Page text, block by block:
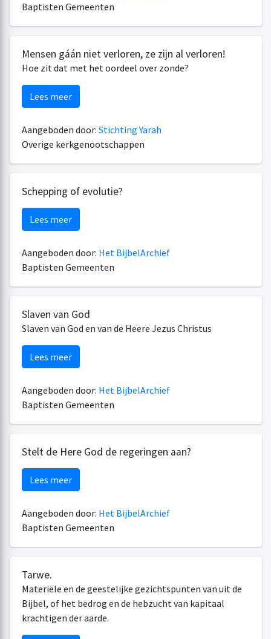
Baptisten Gemeenten
Mensen gáán niet verloren, ze zijn al verloren!
Hoe zit dat met het oordeel over zonde?
Lees meer
Aangeboden door: Stichting Yarah
Overige kerkgenootschappen
Schepping of evolutie?
Lees meer
Aangeboden door: Het BijbelArchief
Baptisten Gemeenten
Slaven van God
Slaven van God en van de Heere Jezus Christus
Lees meer
Aangeboden door: Het BijbelArchief
Baptisten Gemeenten
Stelt de Here God de regeringen aan?
Lees meer
Aangeboden door: Het BijbelArchief
Baptisten Gemeenten
Tarwe.
Materiële en de geestelijke gezichtspunten van uit de
Bijbel, of het bedrog en de hebzucht van kapitaal
krachtigen der aarde.